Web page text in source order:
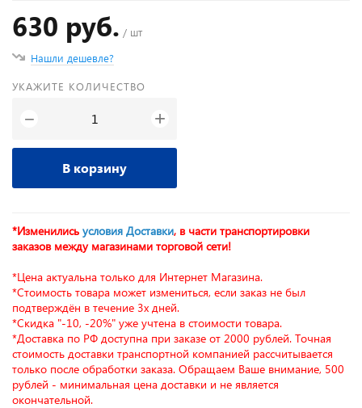
630 руб. / шт
Нашли дешевле?
УКАЖИТЕ КОЛИЧЕСТВО
− +
В корзину
*Изменились условия Доставки, в части транспортировки
заказов между магазинами торговой сети!
*Цена актуальна только для Интернет Магазина.
*Стоимость товара может измениться, если заказ не был
подтверждён в течение 3х дней.
*Скидка "-10, -20%" уже учтена в стоимости товара.
*Доставка по РФ доступна при заказе от 2000 рублей. Точная
стоимость доставки транспортной компанией рассчитывается
только после обработки заказа. Обращаем Ваше внимание, 500
рублей - минимальная цена доставки и не является
окончательной.